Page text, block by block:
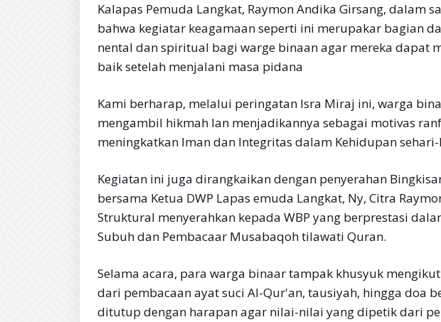
Kalapas Pemuda Langkat, Raymon Andika Girsang, dalam
bahwa kegiatar keagamaan seperti ini merupakar bagian
nental dan spiritual bagi warge binaan agar mereka dapat
baik setelah menjalani masa pidana
Kami berharap, melalui peringatan Isra Miraj ini, warga
mengambil hikmah lan menjadikannya sebagai motivas
meningkatkan Iman dan Integritas dalam Kehidupan
Kegiatan ini juga dirangkaikan dengan penyerahan
bersama Ketua DWP Lapas emuda Langkat, Ny, Citra
Struktural menyerahkan kepada WBP yang berprestasi
Subuh dan Pembacaar Musabaqoh tilawati Quran.
Selama acara, para warga binaar tampak khusyuk
dari pembacaan ayat suci Al-Qur'an, tausiyah, hingga doa
ditutup dengan harapan agar nilai-nilai yang dipetik dari